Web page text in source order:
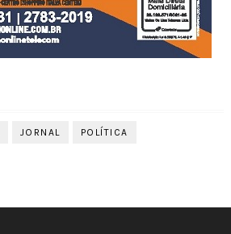
JORNAL POLÍTICA